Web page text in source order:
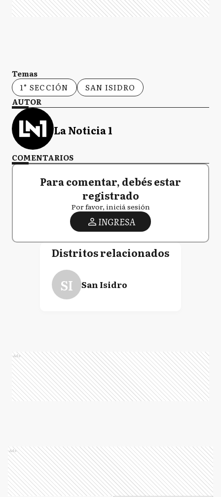
Temas
1° SECCIÓN
SAN ISIDRO
AUTOR
La Noticia 1
COMENTARIOS
Para comentar, debés estar
registrado
Por favor, iniciá sesión
INGRESA
Distritos relacionados
SI San Isidro
Ads
Ads